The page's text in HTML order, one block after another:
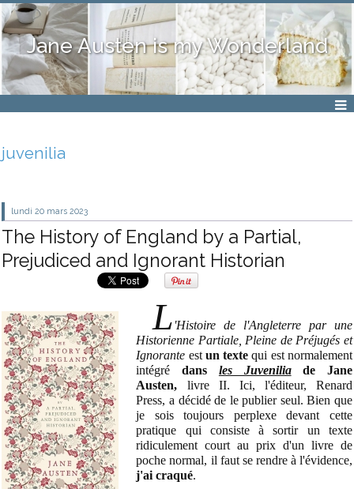
Jane Austen is my Wonderland
juvenilia
lundi 20 mars 2023
The History of England by a Partial,
Prejudiced and Ignorant Historian
L 'Histoire de l'Angleterre par une
Historienne Partiale, Pleine de Préjugés et
Ignorante est un texte qui est normalement
intégrédans les Juveniliade Jane
Austen, livre II. Ici, l'éditeur, Renard
Press, a décidé de le publier seul. Bien que
je sois toujours perplexe devant cette
pratique qui consiste à sortir un texte
ridiculement court au prix d'un livre de
poche normal, il faut se rendre à l'évidence,
j'ai craqué.